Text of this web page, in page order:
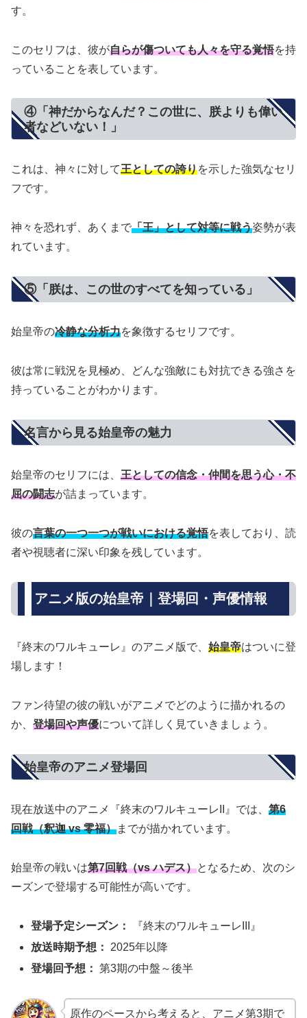
す。
このセリフは、彼が自らが傷ついても人々を守る覚悟を持
っていることを表しています。
④「神だからなんだ？この世に、朕よりも偉い
者などいない！」
これは、神々に対して王としての誇りを示した強気なセリ
フです。
神々を恐れず、あくまで「王」として対等に戦う姿勢が表
れています。
⑤「朕は、この世のすべてを知っている」
始皇帝の冷静な分析力を象徴するセリフです。
彼は常に戦況を見極め、どんな強敵にも対抗できる強さを
持っていることがわかります。
名言から見る始皇帝の魅力
始皇帝のセリフには、 王としての信念・仲間を思う心・不
屈の闘志が詰まっています。
彼の言葉の一つ一つが戦いにおける覚悟を表しており、読
者や視聴者に深い印象を残しています。
アニメ版の始皇帝｜登場回・声優情報
『終末のワルキューレ』のアニメ版で、 始皇帝はついに登
場します！
ファン待望の彼の戦いがアニメでどのように描かれるの
か、 登場回や声優について詳しく見ていきましょう。
始皇帝のアニメ登場回
現在放送中のアニメ『終末のワルキューレII』では、 第6
回戦（釈迦 vs 零福）までが描かれています。
始皇帝の戦いは第7回戦（vs ハデス）となるため、次のシ
ーズンで登場する可能性が高いです。
登場予定シーズン：
『終末のワルキューレIII』
放送時期予想：
2025年以降
登場回予想： 第3期の中盤～後半
原作のペースから考えると、アニメ第3期で